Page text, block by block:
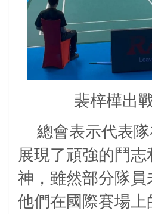
裴梓樺出
總會表示代表
展現了頑強的鬥志
神，雖然部分隊員
他們在國際賽場上